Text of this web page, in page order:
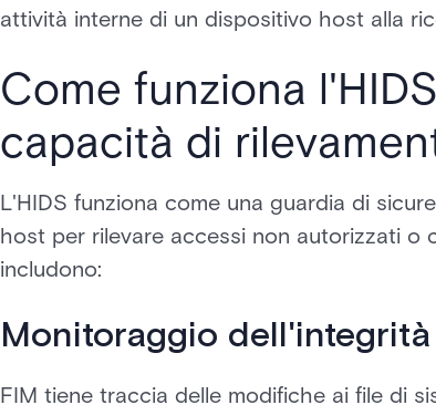
attività interne di un dispositivo host alla
Come funziona
capacità di
L'HIDS funziona come una guardia di
host per rilevare accessi non autorizzati o
includono:
Monitoraggio
FIM tiene traccia delle modifiche ai file di